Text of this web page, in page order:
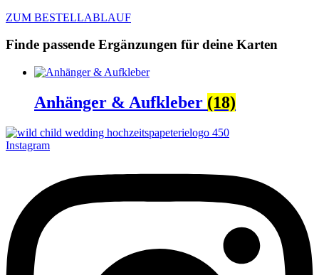
ZUM BESTELLABLAUF
Finde passende Ergänzungen für deine Karten
Anhänger & Aufkleber (18)
Instagram